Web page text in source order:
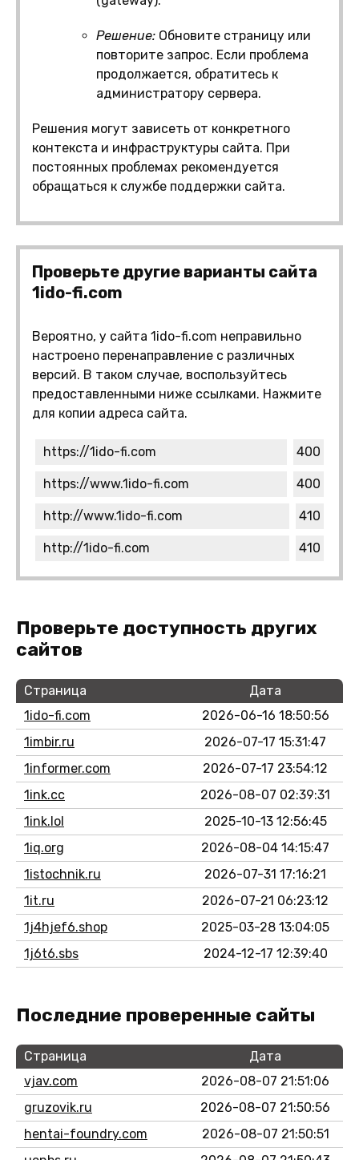
Решение: Обновите страницу или
повторите запрос. Если проблема
продолжается, обратитесь к
администратору сервера.
Решения могут зависеть от конкретного
контекста и инфраструктуры сайта. При
постоянных проблемах рекомендуется
обращаться к службе поддержки сайта.
Проверьте другие варианты сайта
1ido-fi.com
Вероятно, у сайта 1ido-fi.com неправильно
настроено перенаправление с различных
версий. В таком случае, воспользуйтесь
предоставленными ниже ссылками. Нажмите
для копии адреса сайта.
https://1ido-fi.com 400
https://www.1ido-fi.com 400
http://www.1ido-fi.com 410
http://1ido-fi.com 410
Проверьте доступность других
сайтов
Страница
Дата
1ido-fi.com
2026-06-16 18:50:56
1imbir.ru
2026-07-17 15:31:47
1informer.com
2026-07-17 23:54:12
1ink.cc
2026-08-07 02:39:31
1ink.lol
2025-10-13 12:56:45
1iq.org
2026-08-04 14:15:47
1istochnik.ru
2026-07-31 17:16:21
1it.ru
2026-07-21 06:23:12
1j4hjef6.shop
2025-03-28 13:04:05
1j6t6.sbs
2024-12-17 12:39:40
Последние проверенные сайты
Страница
Дата
vjav.com
2026-08-07 21:51:06
gruzovik.ru
2026-08-07 21:50:56
hentai-foundry.com
2026-08-07 21:50:51